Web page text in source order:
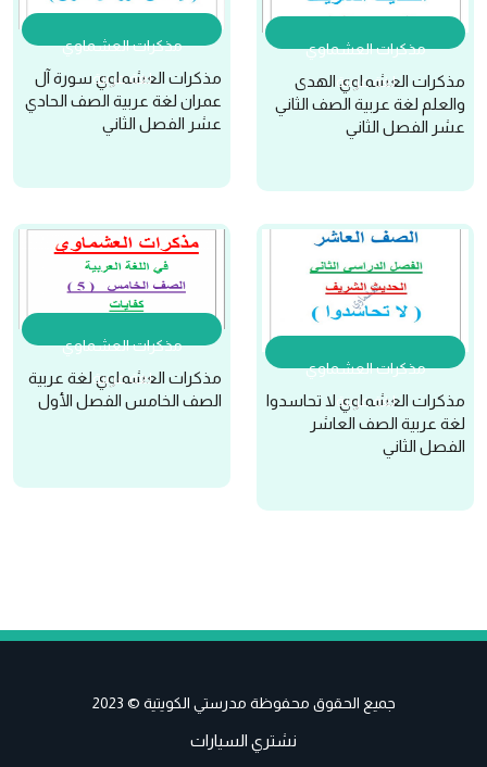
مذكرات العشماوي
لغة عربية
مذكرات العشماوي الهدى
والعلم لغة عربية الصف الثاني
عشر الفصل الثاني
مذكرات العشماوي
لغة عربية
مذكرات العشماوي سورة آل
عمران لغة عربية الصف الحادي
عشر الفصل الثاني
مذكرات العشماوي
لغة عربية
مذكرات العشماوي لا تحاسدوا
لغة عربية الصف العاشر
الفصل الثاني
مذكرات العشماوي
لغة عربية
مذكرات العشماوي لغة عربية
الصف الخامس الفصل الأول
جميع الحقوق محفوظة مدرستي الكويتية © 2023
نشتري السيارات